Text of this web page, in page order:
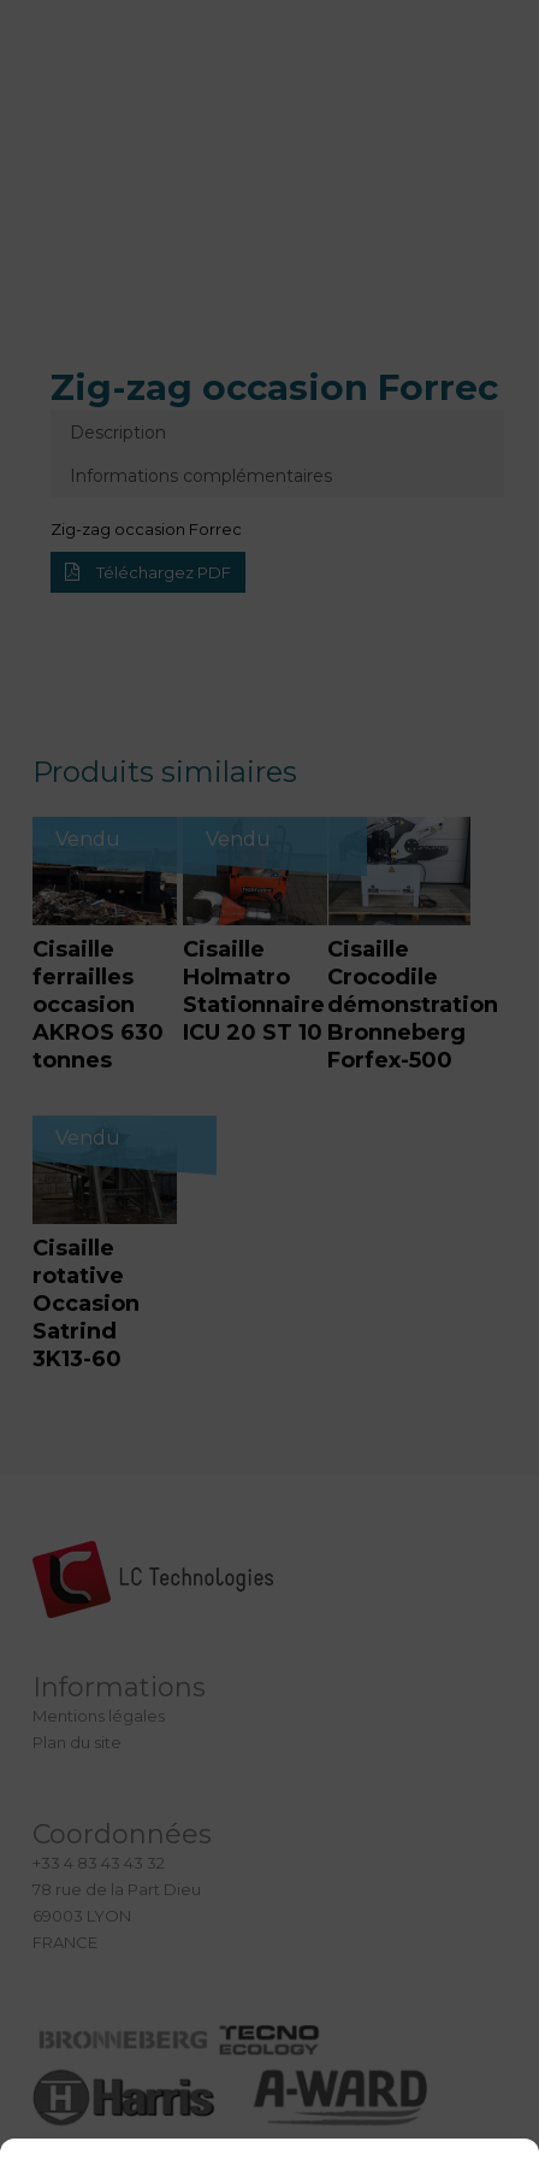
Zig-zag occasion Forrec
Description
Informations complémentaires
Zig-zag occasion Forrec
Téléchargez PDF
Produits similaires
Vendu
Cisaille
ferrailles
occasion
AKROS 630
tonnes
Vendu
Cisaille
Holmatro
Stationnaire
ICU 20 ST 10
Cisaille
Crocodile
démonstration
Bronneberg
Forfex-500
Vendu
Cisaille
rotative
Occasion
Satrind
3K13-60
Informations
Mentions légales
Plan du site
Coordonnées
+33 4 83 43 43 32
78 rue de la Part Dieu
69003 LYON
FRANCE